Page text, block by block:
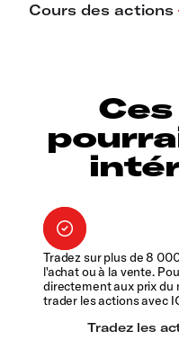
Tradez sur plus de 8
l'achat ou à la vente.
directement aux prix du
trader les actions avec